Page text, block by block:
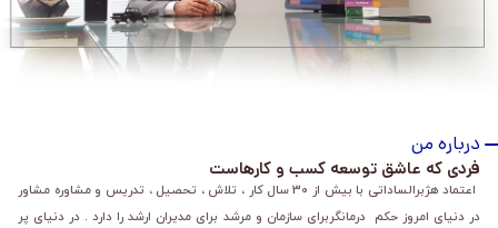
درباره من
فردی که عاشق توسعه کسب و کارهاست
اعتماد هژبرالساداتی با بیش از 30 سال کار ، تلاش ، تحصیل ، تدریس و مشاوره مشاور
در دنیای امروز حکم درمانگربرای سازمان و مرشد برای مدیران ارشد را دارد . در دنیای پر